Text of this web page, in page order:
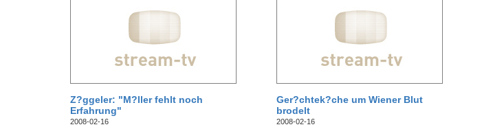
Z?ggeler: "M?ller fehlt noch
Erfahrung"
2008-02-16
Ger?chtek?che um Wiener Blut
brodelt
2008-02-16